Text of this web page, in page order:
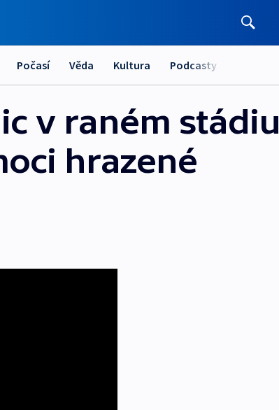
Počasí Věda Kultura Podcasty
v raném stádiu
hrazené